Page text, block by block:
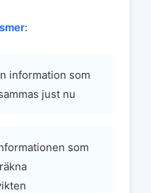
:
information som
just nu
som